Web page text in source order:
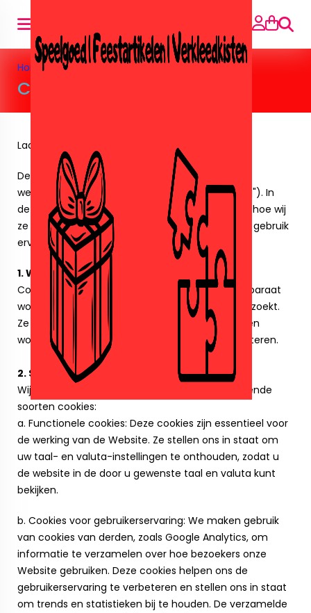
Search
Home » Cookieverklaring
Cookieverklaring
Laatst bijgewerkt op: 8-11-2023
Deze Cookieverklaring is van toepassing op deze
webshop (hierna te noemen "de Website" of "wij"). In
deze verklaring wordt uitgelegd wat cookies zijn, hoe wij
ze gebruiken en welke controle u heeft over het gebruik
ervan.
1. Wat zijn cookies?
Cookies zijn kleine tekstbestanden die op uw apparaat
worden opgeslagen wanneer u onze Website bezoekt.
Ze bevatten informatie over uw browsegedrag en
worden gebruikt om uw online ervaring te verbeteren.
2. Soorten cookies die we gebruiken
Wij maken op onze website gebruik van de volgende
soorten cookies:
a. Functionele cookies: Deze cookies zijn essentieel voor
de werking van de Website. Ze stellen ons in staat om
uw taal- en valuta-instellingen te onthouden, zodat u
de website in de door u gewenste taal en valuta kunt
bekijken.
b. Cookies voor gebruikerservaring: We maken gebruik
van cookies van derden, zoals Google Analytics, om
informatie te verzamelen over hoe bezoekers onze
Website gebruiken. Deze cookies helpen ons de
gebruikerservaring te verbeteren en stellen ons in staat
om trends en statistieken bij te houden. De verzamelde